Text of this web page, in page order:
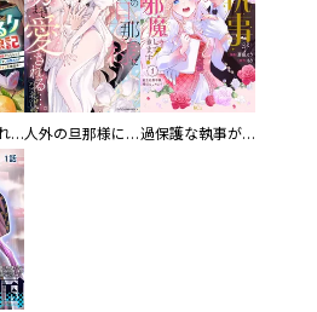
聖獣に育てられた少年の異世界ゆるり放浪記～神様からもらったチート魔法で、仲間たちとスローライフを満喫中～【分冊版】 人外の旦那様に娶られ毎晩ナカまで愛される…。アンソロジー 過保護な執事が私の婚活を邪魔してきます！ 分冊版